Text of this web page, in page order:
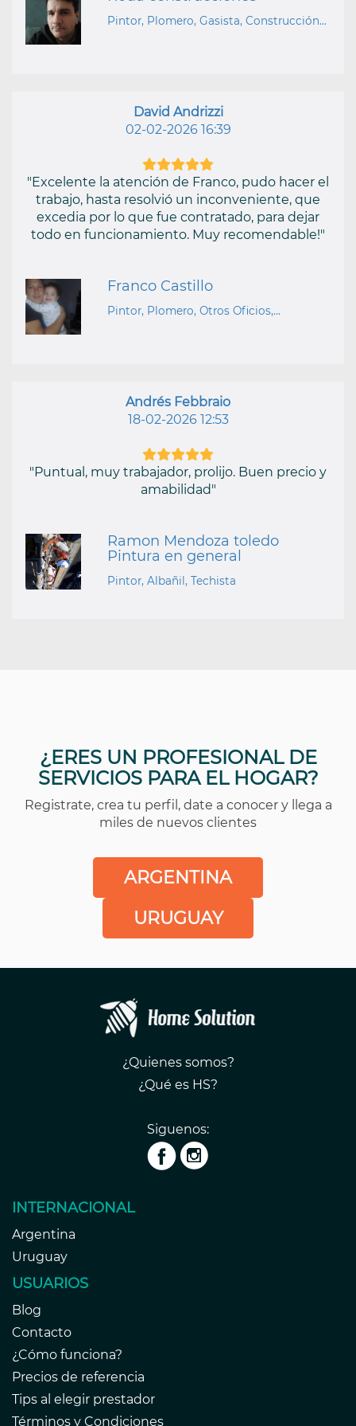
Pintor, Plomero, Gasista, Construcción...
David Andrizzi
02-02-2026 16:39
"Excelente la atención de Franco, pudo hacer el
trabajo, hasta resolvió un inconveniente, que
excedia por lo que fue contratado, para dejar
todo en funcionamiento. Muy recomendable!"
Franco Castillo
Pintor, Plomero, Otros Oficios,...
Andrés Febbraio
18-02-2026 12:53
"Puntual, muy trabajador, prolijo. Buen precio y
amabilidad"
Ramon Mendoza toledo
Pintura en general
Pintor, Albañil, Techista
¿ERES UN PROFESIONAL DE
SERVICIOS PARA EL HOGAR?
Registrate, crea tu perfil, date a conocer y llega a
miles de nuevos clientes
ARGENTINA
URUGUAY
¿Quienes somos?
¿Qué es HS?
Siguenos:
INTERNACIONAL
Argentina
Uruguay
USUARIOS
Blog
Contacto
¿Cómo funciona?
Precios de referencia
Tips al elegir prestador
Términos y Condiciones